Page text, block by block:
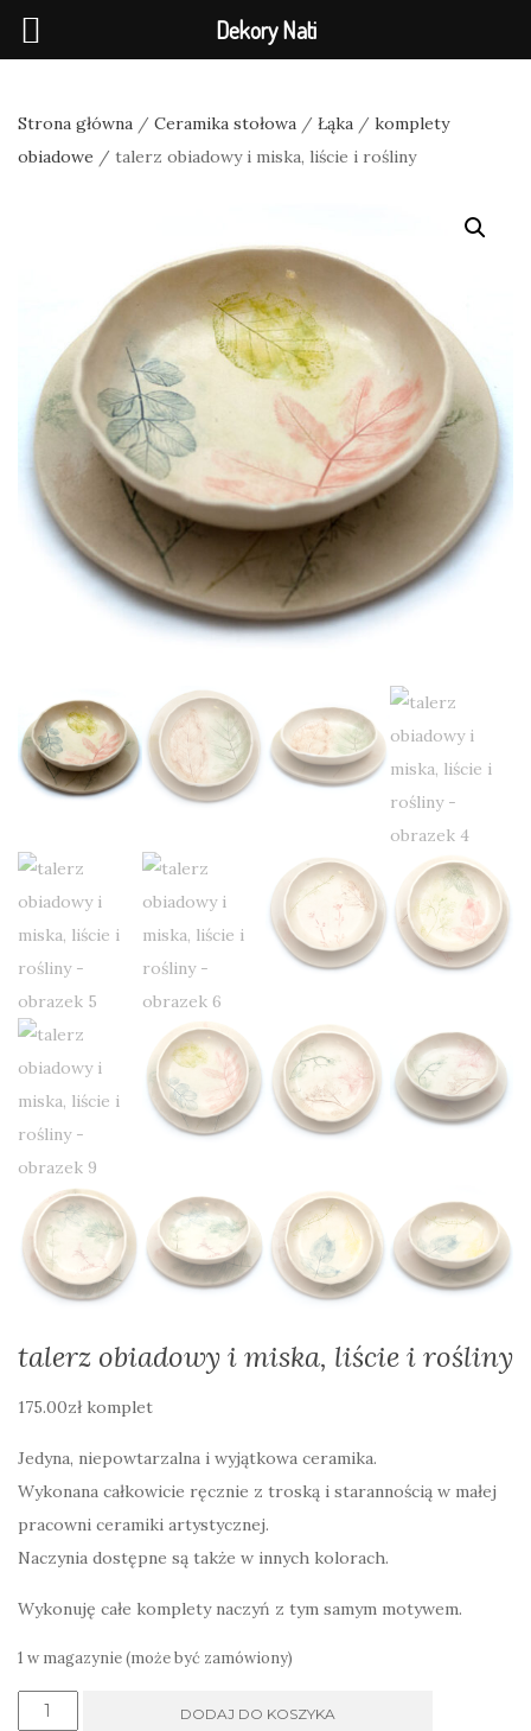
Strona główna / Ceramika stołowa / Łąka / komplety
obiadowe / talerz obiadowy i miska, liście i rośliny
talerz obiadowy i miska, liście i rośliny
175.00zł komplet
Jedyna, niepowtarzalna i wyjątkowa ceramika.
Wykonana całkowicie ręcznie z troską i starannością w małej
pracowni ceramiki artystycznej.
Naczynia dostępne są także w innych kolorach.
Wykonuję całe komplety naczyń z tym samym motywem.
1 w magazynie (może być zamówiony)
ilość
DODAJ DO KOSZYKA
Dekory Nati